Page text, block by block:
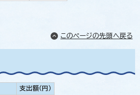
このページの先頭へ戻る
支出額（円）